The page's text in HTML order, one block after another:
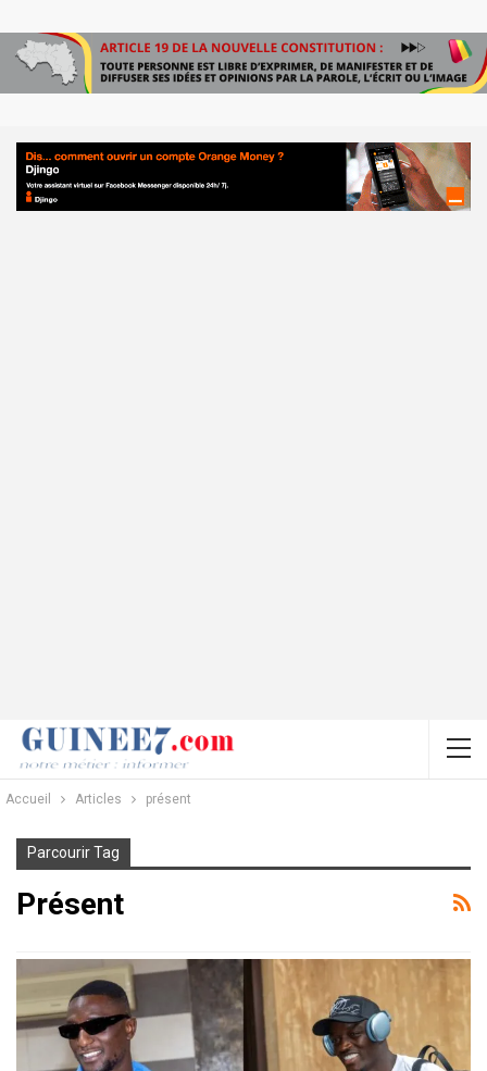
Accueil Articles présent
Parcourir Tag
Présent